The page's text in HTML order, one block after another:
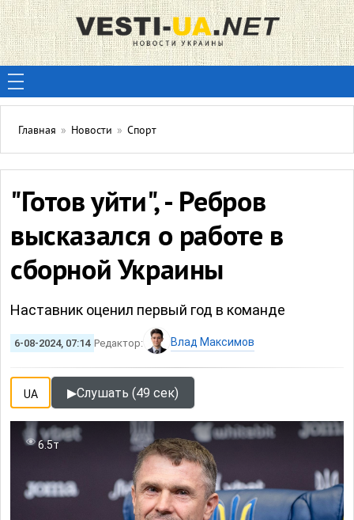
Главная » Новости » Спорт
"Готов уйти", - Ребров
высказался о работе в
сборной Украины
Наставник оценил первый год в команде
6-08-2024, 07:14 Редактор: Влад Максимов
UA ▶Слушать (49 сек)
6.5т